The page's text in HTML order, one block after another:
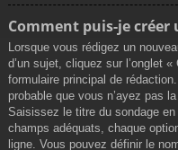
Comment puis-je créer
Lorsque vous rédigez un
d’un sujet, cliquez sur l’onglet
formulaire principal de
probable que vous n’ayez pas
Saisissez le titre du sondage
champs adéquats, chaque
ligne. Vous pouvez définir le